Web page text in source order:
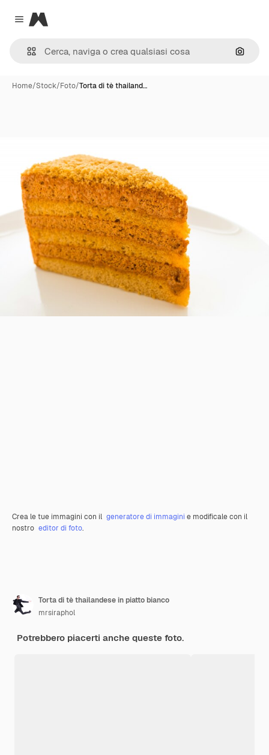
Close menu
Magnific
Cerca
Home/Stock/Foto/Torta di tè thailand…
Crea le tue immagini con il generatore di immagini e modificale con il
nostro editor di foto.
Torta di tè thailandese in piatto bianco
mrsiraphol
Potrebbero piacerti anche queste foto.